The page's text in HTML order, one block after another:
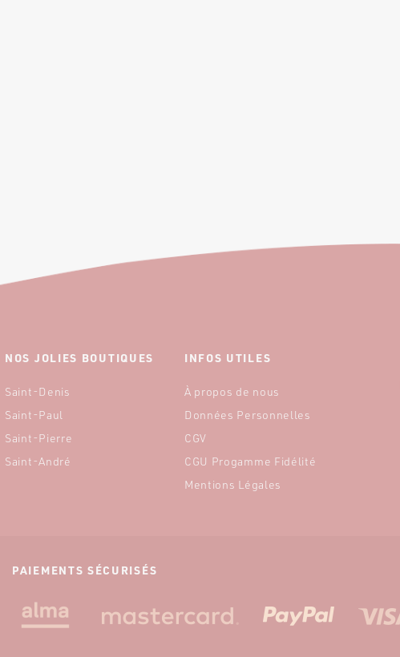
NOS JOLIES BOUTIQUES
Saint-Denis
Saint-Paul
Saint-Pierre
Saint-André
INFOS UTILES
À propos de nous
Données Personnelles
CGV
CGU Progamme Fidélité
Mentions Légales
PAIEMENTS SÉCURISÉS